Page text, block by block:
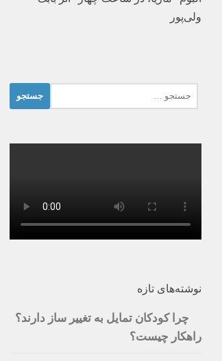
ولی‌پور
جستجو
برای:
نوشته‌های تازه
چرا کودکان تمایل به تغییر ساز دارند؟
راهکار چیست؟